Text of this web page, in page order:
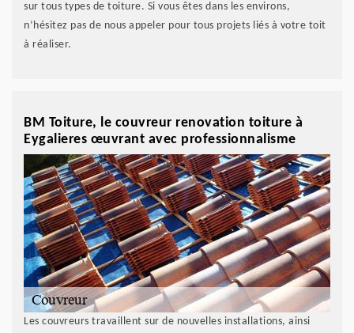
sur tous types de toiture. Si vous êtes dans les environs,
n’hésitez pas de nous appeler pour tous projets liés à votre toit
à réaliser.
BM Toiture, le couvreur renovation toiture à
Eygalieres œuvrant avec professionnalisme
Les couvreurs travaillent sur de nouvelles installations, ainsi